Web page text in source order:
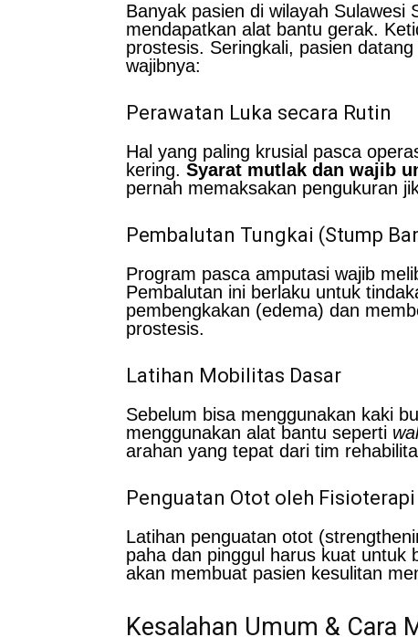
Banyak pasien di wilayah Sulawesi
mendapatkan alat bantu gerak.
prostesis. Seringkali, pasien
wajibnya:
Perawatan Luka secara Rutin
Hal yang paling krusial pasca
kering. Syarat mutlak dan wajib
pernah memaksakan pengukuran
Pembalutan Tungkai (Stump
Program pasca amputasi wajib
Pembalutan ini berlaku untuk
pembengkakan (edema) dan
prostesis.
Latihan Mobilitas Dasar
Sebelum bisa menggunakan kaki
menggunakan alat bantu seperti
arahan yang tepat dari tim
Penguatan Otot oleh Fisioterapi
Latihan penguatan otot
paha dan pinggul harus kuat untuk
akan membuat pasien kesulitan
Kesalahan Umum & Cara